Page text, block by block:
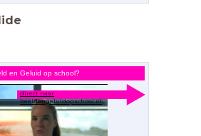
en Geluid op school?
direct naar
beeldengeluidopschool.nl